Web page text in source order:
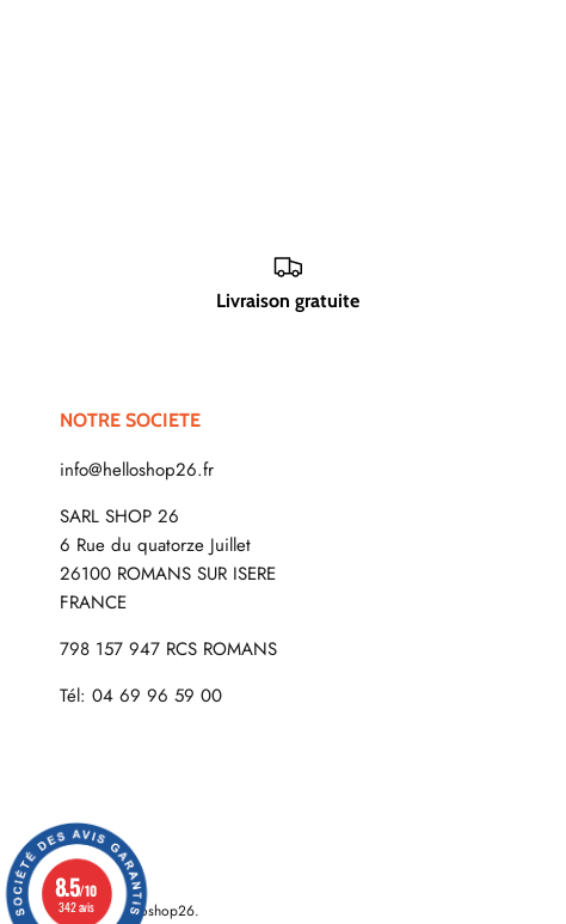
Livraison gratuite
NOTRE SOCIETE
info@helloshop26.fr
SARL SHOP 26
6 Rue du quatorze Juillet
26100 ROMANS SUR ISERE
FRANCE
798 157 947 RCS ROMANS
Tél: 04 69 96 59 00
© 2026 Helloshop26.
8.5/10
342 avis